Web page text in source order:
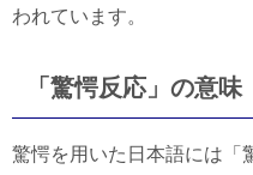
われています。
「驚愕反応」の意味
驚愕を用いた日本語には「